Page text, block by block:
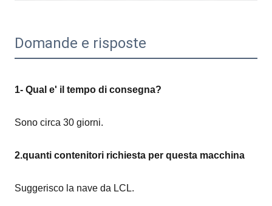
Domande e risposte
1- Qual e' il tempo di consegna?
Sono circa 30 giorni.
2.quanti contenitori richiesta per questa macchina
Suggerisco la nave da LCL.